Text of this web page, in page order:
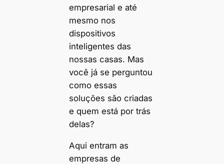
empresarial e até
mesmo nos
dispositivos
inteligentes das
nossas casas. Mas
você já se perguntou
como essas
soluções são criadas
e quem está por trás
delas?
Aqui entram as
empresas de